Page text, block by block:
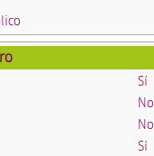
Sí
No
No
Sí